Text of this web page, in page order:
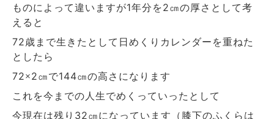
ものによって違いますが1年分を2㎝の厚さとして考
えると
72歳まで生きたとして日めくりカレンダーを重ねた
としたら
72×2㎝で144㎝の高さになります
これを今までの人生でめくっていったとして
今現在は残り 32㎝になっています（膝下のふくらは